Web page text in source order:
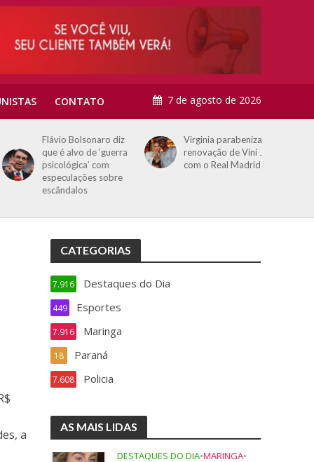
CONTATO 7 de agosto de 2026
Flávio Bolsonaro diz
que é alvo de ‘guerra
psicológica’ com
especulações sobre
escândalos
Virginia parabeniza
renovação de Vini Jr
com o Real Madrid
a
CATEGORIAS
Destaques do Dia
7.916
Esportes
449
Maringa
7.916
Paraná
18
Policia
7.608
AS MAIS LIDAS
DESTAQUES DO DIA•MARINGA•